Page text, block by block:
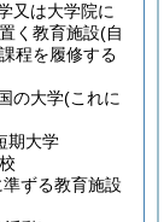
又は大学院に
く教育施設(自
程を履修する
の大学(これに
期大学
ずる教育施設